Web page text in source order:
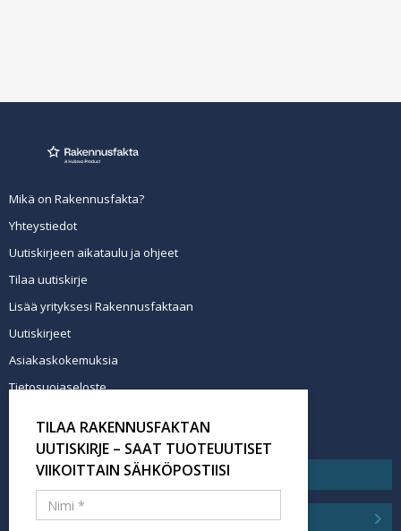
Mikä on Rakennusfakta?
Yhteystiedot
Uutiskirjeen aikataulu ja ohjeet
Tilaa uutiskirje
Lisää yrityksesi Rakennusfaktaan
Uutiskirjeet
Asiakaskokemuksia
Tietosuojaseloste
Tilaa uutiskirje
TILAA RAKENNUSFAKTAN
UUTISKIRJE – SAAT TUOTEUUTISET
VIIKOITTAIN SÄHKÖPOSTIISI